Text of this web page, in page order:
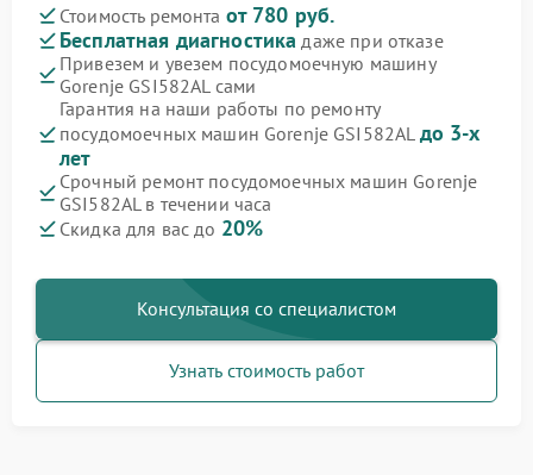
Стоимость ремонта от 780 руб.
Бесплатная диагностика даже при отказе
Привезем и увезем посудомоечную машину
Gorenje GSI582AL сами
Гарантия на наши работы по ремонту
посудомоечных машин Gorenje GSI582AL до 3-х
лет
Срочный ремонт посудомоечных машин Gorenje
GSI582AL в течении часа
Скидка для вас до 20%
Консультация со специалистом
Узнать стоимость работ